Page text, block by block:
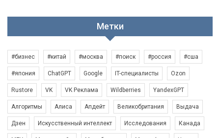
Метки
#бизнес #китай #москва #поиск #россия #сша
#япония ChatGPT Google IT-специалисты Ozon
Rustore VK VK Реклама Wildberries YandexGPT
Алгоритмы Алиса Апдейт Великобритания Выдача
Дзен Искусственный интеллект Исследования Канада